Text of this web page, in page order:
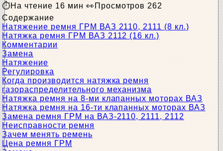
На чтение 16 мин Просмотров 262
Содержание
Натяжение ремня ГРМ ВАЗ 2110, 2111 (8 кл.)
Натяжка ремня ГРМ ВАЗ 2112 (16 кл.)
Комментарии
Замена
Натяжение
Регулировка
Когда производится натяжка ремня
газораспределительного механизма
Натяжка ремня на 8-ми клапанных моторах ВАЗ
Натяжка ремня на 16-ти клапанных моторах ВАЗ
Замена ремня ГРМ на ВАЗ-2110, 2111, 2112
Неисправности ремня
Зачем менять ремень
Цена ремня ГРМ